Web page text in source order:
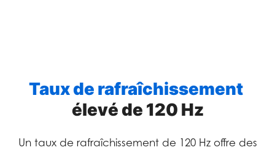
Taux de rafraîchissement
élevé de 120 Hz
Un taux de rafraîchissement de 120 Hz offre des